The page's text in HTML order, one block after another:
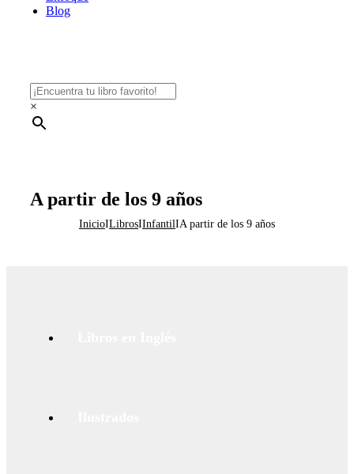
Blog
×
A partir de los 9 años
InicioILibrosIInfantilIA partir de los 9 años